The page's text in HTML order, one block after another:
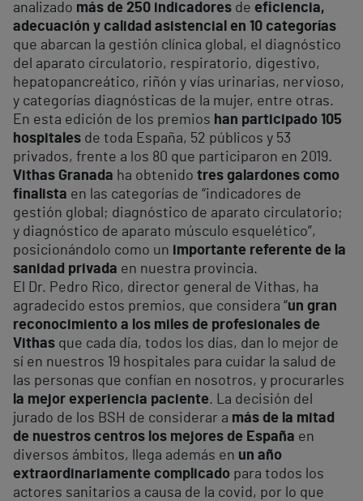
analizado más de 250 indicadores de eficiencia,
adecuación y calidad asistencial en 10 categorías
que abarcan la gestión clínica global, el diagnóstico
del aparato circulatorio, respiratorio, digestivo,
hepatopancreático, riñón y vías urinarias, nervioso,
y categorías diagnósticas de la mujer, entre otras.
En esta edición de los premios han participado 105
hospitales de toda España, 52 públicos y 53
privados, frente a los 80 que participaron en 2019.
Vithas Granada ha obtenido tres galardones como
finalista en las categorías de “indicadores de
gestión global; diagnóstico de aparato circulatorio;
y diagnóstico de aparato músculo esquelético”,
posicionándolo como un
importante referente de la
sanidad privada en nuestra provincia.
El Dr. Pedro Rico, director general de Vithas, ha
agradecido estos premios, que considera “un gran
reconocimiento a los miles de profesionales de
Vithas que cada día, todos los días, dan lo mejor de
sí en nuestros 19 hospitales para cuidar la salud de
las personas que confían en nosotros, y procurarles
la mejor experiencia paciente. La decisión del
jurado de los BSH de considerar a más de la mitad
de nuestros centros los mejores de España en
diversos ámbitos, llega además en un año
extraordinariamente complicado para todos los
actores sanitarios a causa de la covid, por lo que